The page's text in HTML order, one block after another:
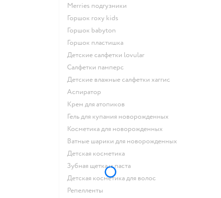
merries подгузники
горшок roxy kids
горшок babyton
горшок пластишка
детские салфетки lovular
салфетки памперс
детские влажные салфетки хаггис
аспиратор
крем для атопиков
гель для купания новорожденных
косметика для новорожденных
ватные шарики для новорожденных
детская косметика
зубная щетка и паста
детская косметика для волос
репелленты